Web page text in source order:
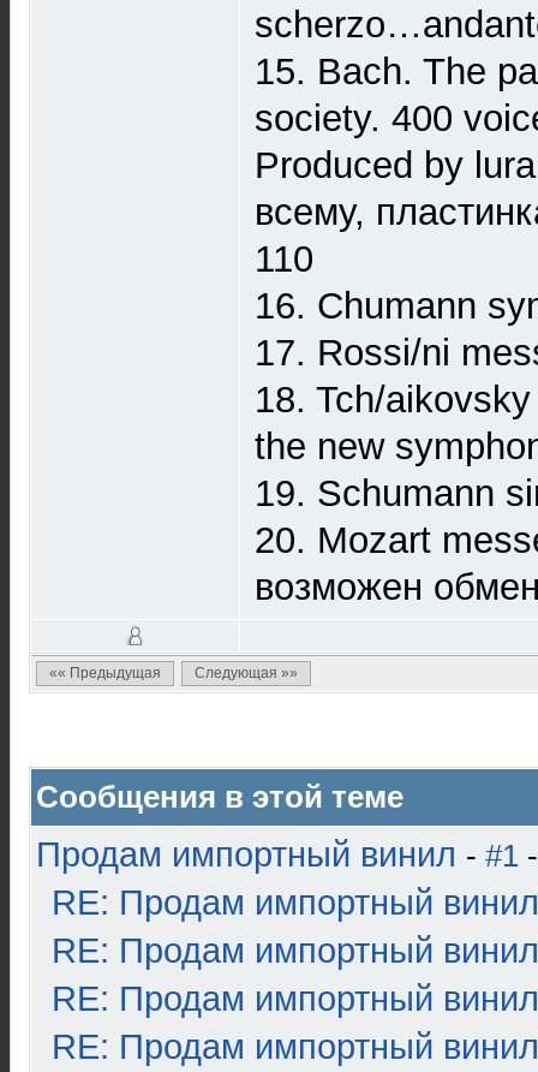
15. Bach. The
society. 400
Produced by
всему,
110
16. Chumann
17. Rossi/ni
18. Tch/
the new
19. Schumann
20. Mozart
возможен
«« Предыдущая Следующая »»
Сообщения в этой теме
Продам импортный винил - #1
RE: Продам импортный винил
RE: Продам импортный винил
RE: Продам импортный винил
RE: Продам импортный винил